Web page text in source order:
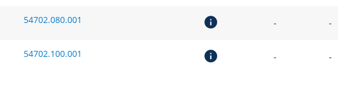
54702.080.001 - -
54702.100.001 - -